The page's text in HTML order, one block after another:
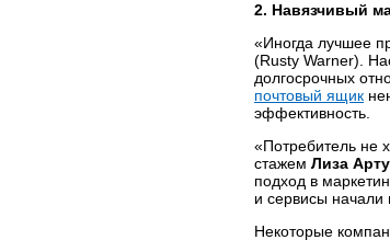
2. Навязчивый
«Иногда лучшее
(Rusty Warner).
долгосрочных
почтовый ящик
эффективность.
«Потребитель не
стажем Лиза
подход в
и сервисы начали
Некоторые